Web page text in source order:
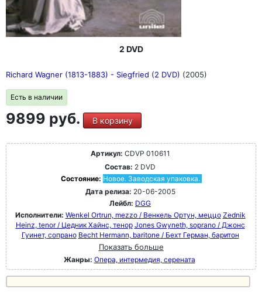
2 DVD
Richard Wagner (1813-1883) - Siegfried (2 DVD) (2005)
Есть в наличии
9899 руб. В корзину
Артикул: CDVP 010611
Состав: 2 DVD
Состояние: Новое. Заводская упаковка.
Дата релиза: 20-06-2005
Лейбл: DGG
Исполнители: Wenkel Ortrun, mezzo / Венкель Ортун, меццо Zednik
Heinz, tenor / Цедник Хайнс, тенор Jones Gwyneth, soprano / Джонс
Гуинет, сопрано Becht Hermann, baritone / Бехт Герман, баритон
Показать больше
Жанры: Опера, интермедия, серената